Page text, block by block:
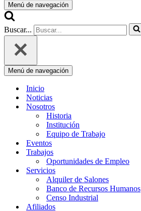
Menú de navegación
Buscar...
Menú de navegación
Inicio
Noticias
Nosotros
Historia
Institución
Equipo de Trabajo
Eventos
Trabajos
Oportunidades de Empleo
Servicios
Alquiler de Salones
Banco de Recursos Humanos
Censo Industrial
Afiliados